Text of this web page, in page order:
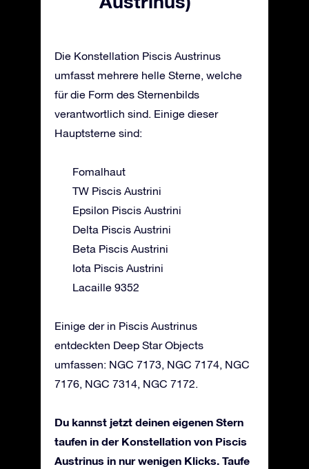
Die Konstellation Piscis Austrinus
umfasst mehrere helle Sterne, welche
für die Form des Sternenbilds
verantwortlich sind. Einige dieser
Hauptsterne sind:
Fomalhaut
TW Piscis Austrini
Epsilon Piscis Austrini
Delta Piscis Austrini
Beta Piscis Austrini
Iota Piscis Austrini
Lacaille 9352
Einige der in Piscis Austrinus
entdeckten Deep Star Objects
umfassen: NGC 7173, NGC 7174, NGC
7176, NGC 7314, NGC 7172.
Du kannst jetzt deinen eigenen Stern
taufen in der Konstellation von Piscis
Austrinus in nur wenigen Klicks. Taufe